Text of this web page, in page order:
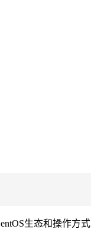
生态和操作方